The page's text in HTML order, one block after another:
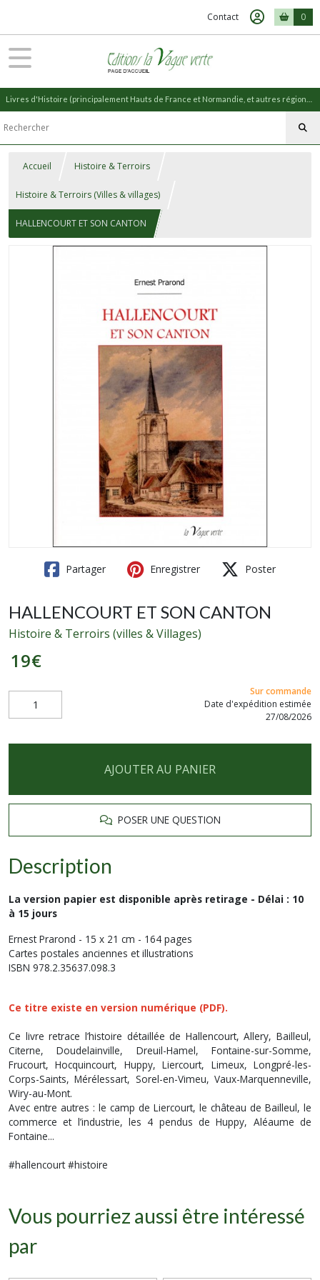
Contact 0
Accueil Histoire & Terroirs
Histoire & Terroirs (Villes & villages)
HALLENCOURT ET SON CANTON
Partager Enregistrer Poster
HALLENCOURT ET SON CANTON
Histoire & Terroirs (villes & Villages)
19€
Sur commande
Date d'expédition estimée
27/08/2026
AJOUTER AU PANIER
POSER UNE QUESTION
Description
La version papier est disponible après retirage - Délai : 10
à 15 jours
Ernest Prarond - 15 x 21 cm - 164 pages
Cartes postales anciennes et illustrations
ISBN 978.2.35637.098.3
Ce titre existe en version numérique (PDF).
Ce livre retrace l’histoire détaillée de Hallencourt, Allery, Bailleul,
Citerne, Doudelainville, Dreuil-Hamel, Fontaine-sur-Somme,
Frucourt, Hocquincourt, Huppy, Liercourt, Limeux, Longpré-les-
Corps-Saints, Mérélessart, Sorel-en-Vimeu, Vaux-Marquenneville,
Wiry-au-Mont.
Avec entre autres : le camp de Liercourt, le château de Bailleul, le
commerce et l’industrie, les 4 pendus de Huppy, Aléaume de
Fontaine...
#hallencourt #histoire
Vous pourriez aussi être intéressé
par